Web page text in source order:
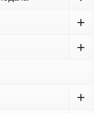
+
+
+